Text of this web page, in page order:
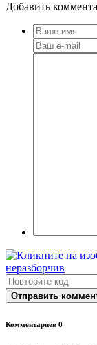
Добавить
Отправить
Комментариев 0